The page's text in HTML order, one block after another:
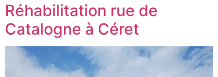
Réhabilitation rue de
Catalogne à Céret